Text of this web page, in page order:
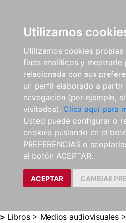
Utilizamos
Utilizamos cookies
fines analíticos y mostrarle
relacionada con sus
un perfil elaborado a partir
navegación (por ejemplo,
visitados). Clica aquí para
Usted puede configurar o
cookies puslando en el
PREFERENCIAS o
el botón ACEPTAR.
ACEPTAR CAMBIAR
> Libros > Medios audiovisuales >